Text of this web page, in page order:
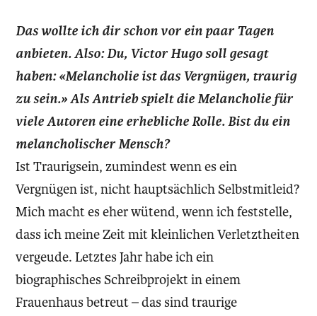
Das wollte ich dir schon vor ein paar Tagen
anbieten. Also: Du, Victor Hugo soll gesagt
haben: «Melancholie ist das Vergnügen, traurig
zu sein.» Als Antrieb spielt die Melancholie für
viele Autoren eine erhebliche Rolle. Bist du ein
melancholischer Mensch?
Ist Traurigsein, zumindest wenn es ein
Vergnügen ist, nicht hauptsächlich Selbstmitleid?
Mich macht es eher wütend, wenn ich feststelle,
dass ich meine Zeit mit kleinlichen Verletztheiten
vergeude. Letztes Jahr habe ich ein
biographisches Schreibprojekt in einem
Frauenhaus betreut – das sind traurige